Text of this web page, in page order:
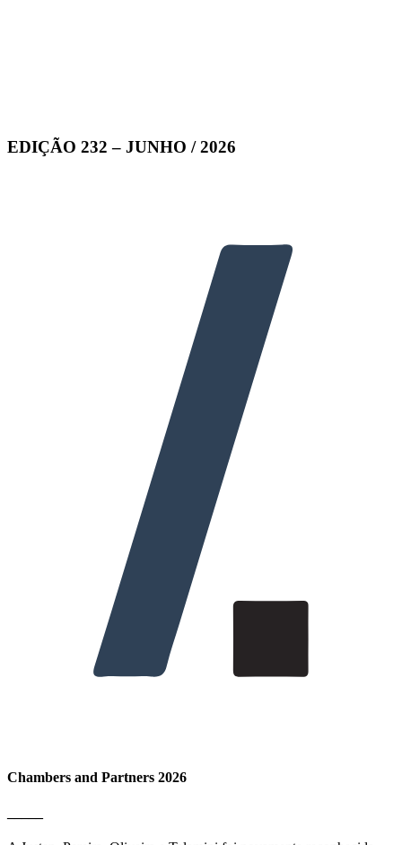
EDIÇÃO 232 – JUNHO / 2026
Chambers and Partners 2026